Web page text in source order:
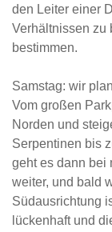
den Leiter einer
Verhältnissen zu
bestimmen.
Samstag: wir
Vom großen
Norden und
Serpentinen bis
geht es dann bei
weiter, und bald
Südausrichtung
lückenhaft und